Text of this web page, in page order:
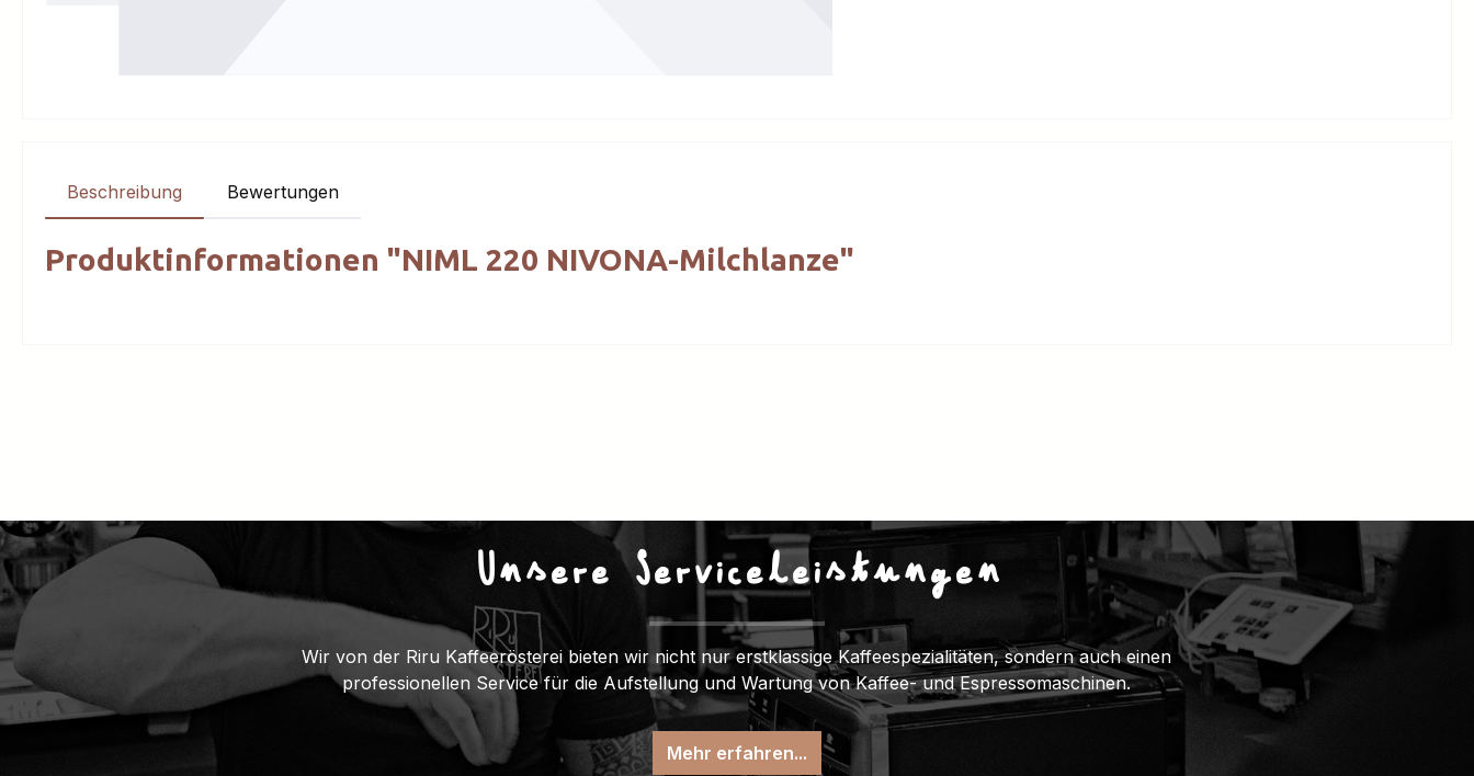
Beschreibung Bewertungen
Produktinformationen "NIML 220 NIVONA-Milchlanze"
Unsere Serviceleistungen
Wir von der Riru Kaffeerösterei bieten wir nicht nur erstklassige Kaffeespezialitäten, sondern auch einen
professionellen Service für die Aufstellung und Wartung von Kaffee- und Espressomaschinen.
Mehr erfahren...